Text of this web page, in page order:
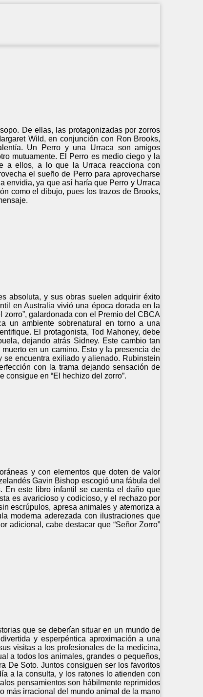
De ellas, las protagonizadas por zorros
Wild, en conjunción con Ron Brooks,
Un Perro y una Urraca son amigos
mutuamente. El Perro es medio ciego y la
a ellos, a lo que la Urraca reacciona con
el sueño de Perro para aprovecharse
envidia, ya que así haría que Perro y Urraca
como el dibujo, pues los trazos de Brooks,
absoluta, y sus obras suelen adquirir éxito
en Australia vivió una época dorada en la
galardonada con el Premio del CBCA
un ambiente sobrenatural en torno a una
El protagonista, Tod Mahoney, debe
dejando atrás Sidney. Este cambio tan
en un camino. Esto y la presencia de
se encuentra exiliado y alienado. Rubinstein
con la trama dejando sensación de
consigue en “El hechizo del zorro”.
y con elementos que doten de valor
Gavin Bishop escogió una fábula del
En este libro infantil se cuenta el daño que
es avaricioso y codicioso, y el rechazo por
escrúpulos, apresa animales y atemoriza a
moderna aderezada con ilustraciones que
adicional, cabe destacar que “Señor Zorro”
que se deberían situar en un mundo de
y esperpéntica aproximación a una
visitas a los profesionales de la medicina,
a todos los animales, grandes o pequeños,
De Soto. Juntos consiguen ser los favoritos
a la consulta, y los ratones lo atienden con
pensamientos son hábilmente reprimidos
más irracional del mundo animal de la mano